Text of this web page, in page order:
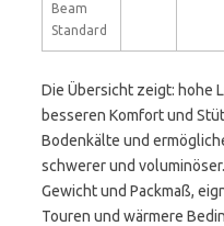
Beam
Standard
Die Übersicht zeigt: hohe
besseren Komfort und
Bodenkälte und
schwerer und
Gewicht und Packmaß,
Touren und wärmere